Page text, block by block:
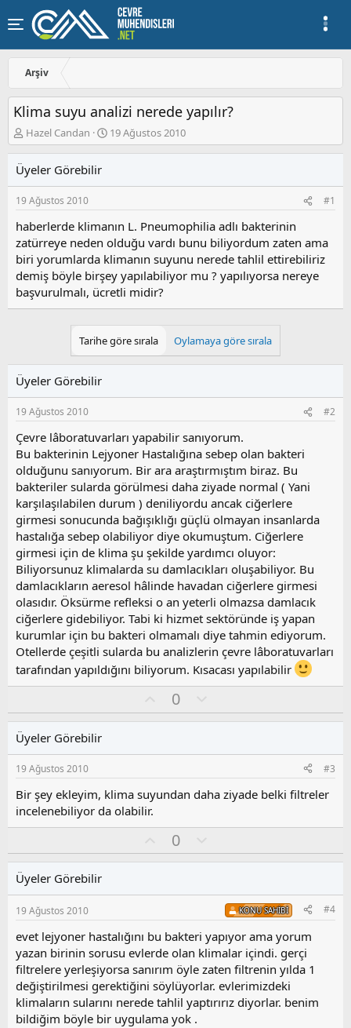
Arşiv
Klima suyu analizi nerede yapılır?
K
o
u
y
u
a
ş
l
a
t
a
Hazel Candan
B
a
a
ı
ç
t
a
r
i
19 Ağustos 2010
Üyeler Görebilir
19 Ağustos 2010 #1
haberlerde klimanın L. Pneumophilia adlı bakterinin
zatürreye neden olduğu vardı bunu biliyordum zaten ama
biri yorumlarda klimanın suyunu nerede tahlil ettirebiliriz
demiş böyle birşey yapılabiliyor mu ? yapılıyorsa nereye
başvurulmalı, ücretli midir?
Tarihe göre sırala Oylamaya göre sırala
Üyeler Görebilir
19 Ağustos 2010 #2
Çevre lâboratuvarları yapabilir sanıyorum.
Bu bakterinin Lejyoner Hastalığına sebep olan bakteri
olduğunu sanıyorum. Bir ara araştırmıştım biraz. Bu
bakteriler sularda görülmesi daha ziyade normal ( Yani
karşılaşılabilen durum ) deniliyordu ancak ciğerlere
girmesi sonucunda bağışıklığı güçlü olmayan insanlarda
hastalığa sebep olabiliyor diye okumuştum. Ciğerlere
girmesi için de klima şu şekilde yardımcı oluyor:
Biliyorsunuz klimalarda su damlacıkları oluşabiliyor. Bu
damlacıkların aeresol hâlinde havadan ciğerlere girmesi
olasıdır. Öksürme refleksi o an yeterli olmazsa damlacık
ciğerlere gidebiliyor. Tabi ki hizmet sektöründe iş yapan
kurumlar için bu bakteri olmamalı diye tahmin ediyorum.
Otellerde çeşitli sularda bu analizlerin çevre lâboratuvarları
tarafından yapıldığını biliyorum. Kısacası yapılabilir
y
0
l
s
u
z
y
a
Üyeler Görebilir
19 Ağustos 2010 #3
Bir şey ekleyim, klima suyundan daha ziyade belki filtreler
incelenebiliyor da olabilir.
y
0
l
s
u
z
o
y
l
a
Üyeler Görebilir
19 Ağustos 2010 KONU SAHIBI #4
evet lejyoner hastalığını bu bakteri yapıyor ama yorum
yazan birinin sorusu evlerde olan klimalar içindi. gerçi
filtrelere yerleşiyorsa sanırım öyle zaten filtrenin yılda 1
değiştirilmesi gerektiğini söylüyorlar. evlerimizdeki
klimaların sularını nerede tahlil yaptırırız diyorlar. benim
bildiğim böyle bir uygulama yok .